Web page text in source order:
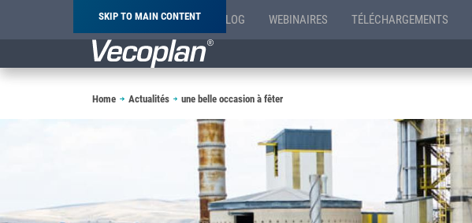
SKIP TO MAIN CONTENT BLOG WEBINAIRES TÉLÉCHARGEMENTS
Breadcrumb
Home Actualités une belle occasion à fêter